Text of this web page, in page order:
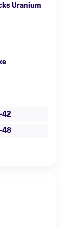
Uranium
42
48